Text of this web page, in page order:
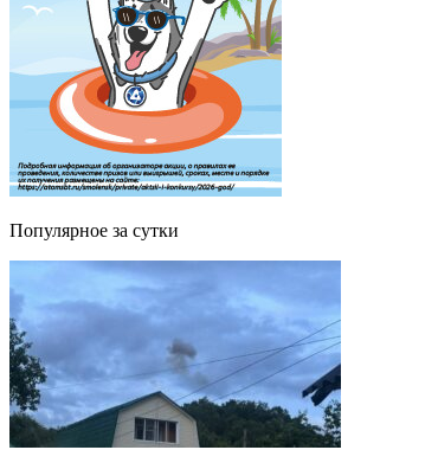
Популярное за сутки